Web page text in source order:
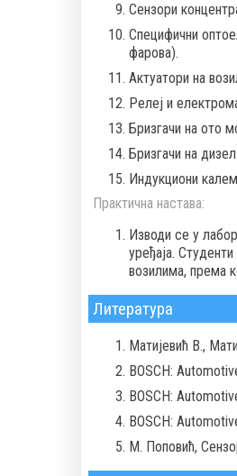
Сензори
Специфични
фарова).
Актуатори на
Релеј и
Бризгачи на ото
Бризгачи на
Индукциони
Практична настава:
Изводи се у
уређаја.
возилима, према
Литература
Матијевић В.,
BOSCH:
BOSCH:
BOSCH:
М. Поповић,